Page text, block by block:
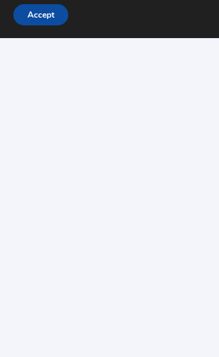
Accesorii
Informații
Accept